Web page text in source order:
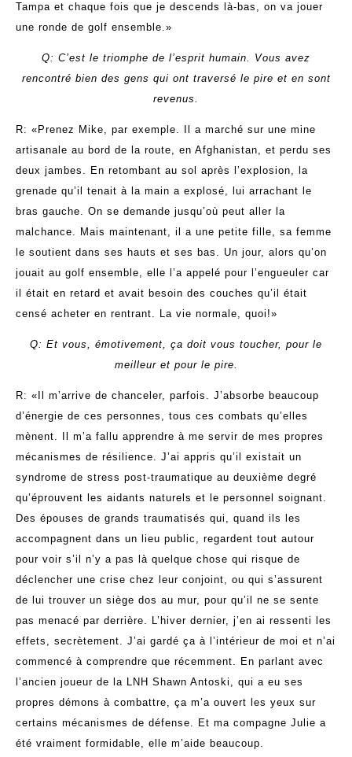
Tampa et chaque fois que je descends là-bas, on va jouer
une ronde de golf ensemble.»
Q: C’est le triomphe de l’esprit humain. Vous avez
rencontré bien des gens qui ont traversé le pire et en sont
revenus.
R: «Prenez Mike, par exemple. Il a marché sur une mine
artisanale au bord de la route, en Afghanistan, et perdu ses
deux jambes. En retombant au sol après l’explosion, la
grenade qu’il tenait à la main a explosé, lui arrachant le
bras gauche. On se demande jusqu’où peut aller la
malchance. Mais maintenant, il a une petite fille, sa femme
le soutient dans ses hauts et ses bas. Un jour, alors qu’on
jouait au golf ensemble, elle l’a appelé pour l’engueuler car
il était en retard et avait besoin des couches qu’il était
censé acheter en rentrant. La vie normale, quoi!»
Q: Et vous, émotivement, ça doit vous toucher, pour le
meilleur et pour le pire.
R: «Il m’arrive de chanceler, parfois. J’absorbe beaucoup
d’énergie de ces personnes, tous ces combats qu’elles
mènent. Il m’a fallu apprendre à me servir de mes propres
mécanismes de résilience. J’ai appris qu’il existait un
syndrome de stress post-traumatique au deuxième degré
qu’éprouvent les aidants naturels et le personnel soignant.
Des épouses de grands traumatisés qui, quand ils les
accompagnent dans un lieu public, regardent tout autour
pour voir s’il n’y a pas là quelque chose qui risque de
déclencher une crise chez leur conjoint, ou qui s’assurent
de lui trouver un siège dos au mur, pour qu’il ne se sente
pas menacé par derrière. L’hiver dernier, j’en ai ressenti les
effets, secrètement. J’ai gardé ça à l’intérieur de moi et n’ai
commencé à comprendre que récemment. En parlant avec
l’ancien joueur de la LNH Shawn Antoski, qui a eu ses
propres démons à combattre, ça m’a ouvert les yeux sur
certains mécanismes de défense. Et ma compagne Julie a
été vraiment formidable, elle m’aide beaucoup.